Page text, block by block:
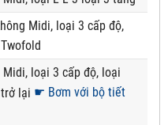
Midi, loại 3 cấp độ,
Midi, loại 3 cấp độ, loại
lại ☛ Bơm với bộ tiết